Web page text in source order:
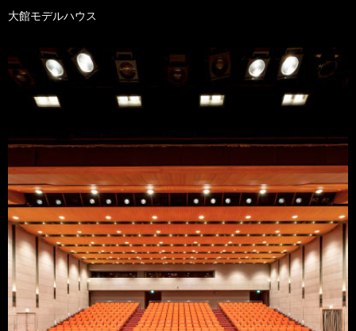
大館モデルハウス